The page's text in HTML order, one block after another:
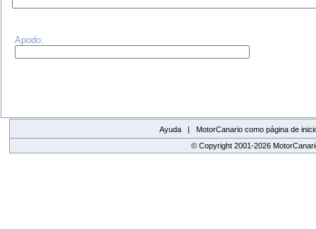
Apodo:
Ayuda |
MotorCanario como página de
© Copyright 2001-2026